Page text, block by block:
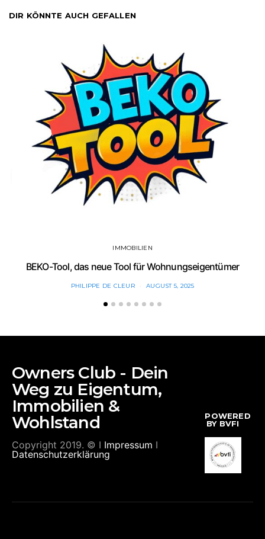
DIR KÖNNTE AUCH GEFALLEN
IMMOBILIEN
BEKO-Tool, das neue Tool für Wohnungseigentümer
PHILIPPE DE CLEUR AUGUST 5, 2025
Owners Club - Dein
Weg zu Eigentum,
Immobilien &
Wohlstand
Copyright 2019. © I Impressum I
Datenschutzerklärung
POWERED
BY BVFI